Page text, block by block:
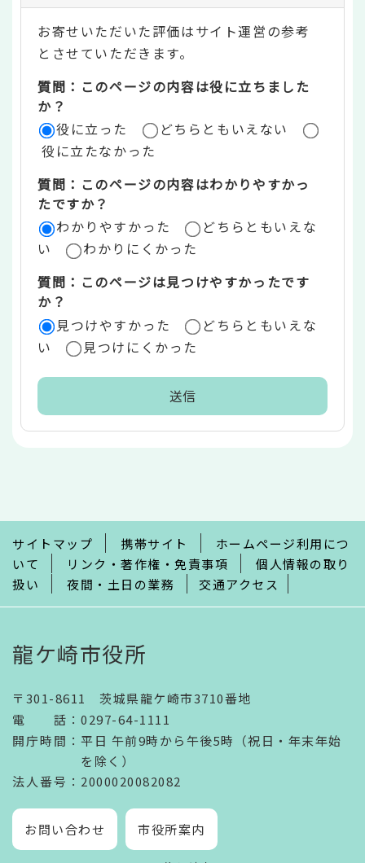
テ
ン
ツ
評
価
リ
ア
お寄せいただいた評価はサイト運営の参考
とさせていただきます。
質問：このページの内容は役に立ちました
か？
役に立った
どちらともいえない
役に立たなかった
質問：このページの内容はわかりやすかっ
たですか？
わかりやすかった
どちらともいえな
い
わかりにくかった
質問：このページは見つけやすかったです
か？
見つけやすかった
どちらともいえな
い
見つけにくかった
で
サイトマップ 携帯サイト
ホームページ利用につ
いて
リンク・著作権・免責事項
個人情報の取り
扱い
夜間・土日の業務 交通アクセス
龍ケ崎市役所
〒301-8611 茨城県龍ケ崎市3710番地
電話 ： 0297-64-1111
開庁時間 ： 平日 午前9時から午後5時（祝日・年末年始
を除く）
法人番号 ：2000020082082
お問い合わせ 市役所案内